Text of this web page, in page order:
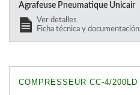
Agrafeuse Pneumatique Unicair
Ver detalles
Ficha técnica y documentación
COMPRESSEUR CC-4/200LD